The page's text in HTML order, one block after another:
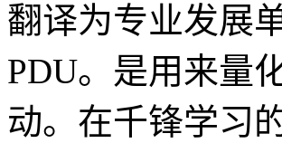
翻译为专业发展
PDU。是用来量
动。在千锋学习